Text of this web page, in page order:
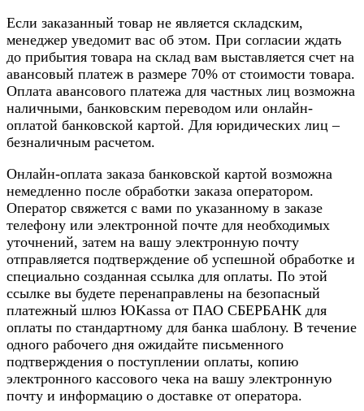
Если заказанный товар не является складским,
менеджер уведомит вас об этом. При согласии ждать
до прибытия товара на склад вам выставляется счет на
авансовый платеж в размере 70% от стоимости товара.
Оплата авансового платежа для частных лиц возможна
наличными, банковским переводом или онлайн-
оплатой банковской картой. Для юридических лиц –
безналичным расчетом.
Онлайн-оплата заказа банковской картой возможна
немедленно после обработки заказа оператором.
Оператор свяжется с вами по указанному в заказе
телефону или электронной почте для необходимых
уточнений, затем на вашу электронную почту
отправляется подтверждение об успешной обработке и
специально созданная ссылка для оплаты. По этой
ссылке вы будете перенаправлены на безопасный
платежный шлюз ЮKassa от ПАО СБЕРБАНК для
оплаты по стандартному для банка шаблону. В течение
одного рабочего дня ожидайте письменного
подтверждения о поступлении оплаты, копию
электронного кассового чека на вашу электронную
почту и информацию о доставке от оператора.